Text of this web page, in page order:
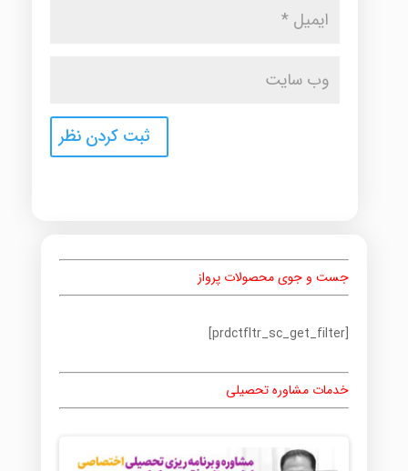
جست و جوی محصولات پرواز
[prdctfltr_sc_get_filter]
خدمات مشاوره تحصیلی